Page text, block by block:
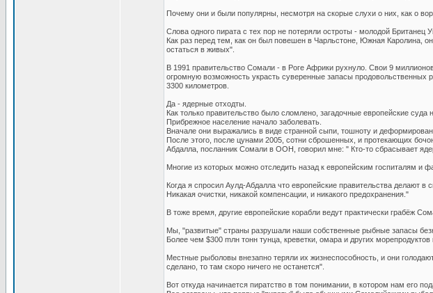
Почему они и были популярны, несмотря на скорые слухи о них, как о
Слова одного пирата с тех пор не потеряли остроты - молодой
Как раз перед тем, как он был повешен в Чарльстоне, Южная Каролина,
остаться в живых".
В 1991 правительство Сомали - в Роге Африки рухнуло. Свои 9
огромную возможность украсть суверенные запасы
3300 километров.
Да - ядерные отходты.
Как только правительство было сломлено, загадочные европейские
Прибрежное население начало заболевать.
Вначале они выражались в виде странной сыпи, тошноту и
После этого, после цунами 2005, сотни сброшенных, и протекающих
Абдалла, посланник Сомали в ООН, говорил мне: " Кто-то сбрасывает
Многие из которых можно отследить назад к европейским госпиталям
Когда я спросил Аулд-Абдалла что европейские правительства делают в
Никакая очистки, никакой компенсации, и никакого предохранения."
В тоже время, другие европейские корабли ведут практически грабёж
Мы, "развитые" страны разрушали наши собственные рыбные запасы
Более чем $300 mлн тонн тунца, креветки, омара и других
Местные рыболовы внезапно теряли их жизнеспособность, и они
сделано, то там скоро ничего не останется".
Вот откуда начинается пиратство в том понимании, в котором нам его